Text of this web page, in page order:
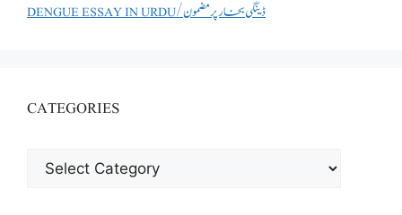
DENGUE ESSAY IN URDU/ڈینگی بخار پر مضمون
CATEGORIES
CATEGORIES